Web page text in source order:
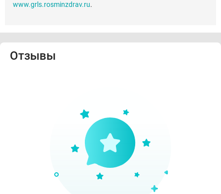
www.grls.rosminzdrav.ru.
Отзывы